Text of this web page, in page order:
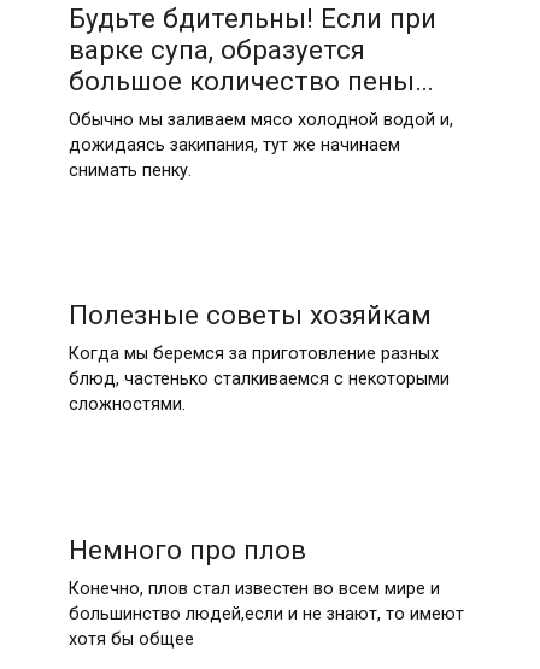
Будьте бдительны! Если при
варке супа, образуется
большое количество пены…
Обычно мы заливаем мясо холодной водой и,
дожидаясь закипания, тут же начинаем
снимать пенку.
Полезные советы хозяйкам
Когда мы беремся за приготовление разных
блюд, частенько сталкиваемся с некоторыми
сложностями.
Немного про плов
Конечно, плов стал известен во всем мире и
большинство людей,если и не знают, то имеют
хотя бы общее